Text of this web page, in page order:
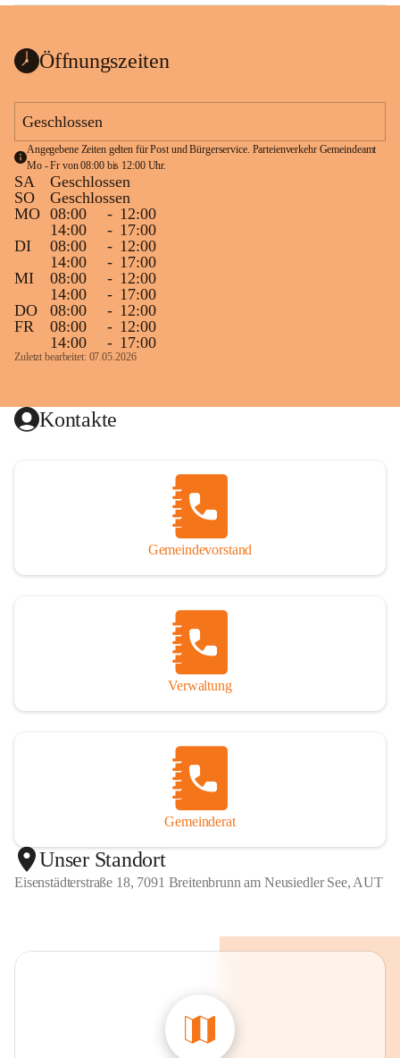
Öffnungszeiten
Geschlossen
Angegebene Zeiten gelten für Post und Bürgerservice. Parteienverkehr Gemeindeamt
Mo - Fr von 08:00 bis 12:00 Uhr.
SA
Geschlossen
SO
Geschlossen
MO 08:00 - 12:00
14:00
- 17:00
DI
08:00 - 12:00
14:00
- 17:00
MI
08:00 - 12:00
14:00
- 17:00
DO
08:00 - 12:00
FR
08:00 - 12:00
14:00
- 17:00
Zuletzt bearbeitet: 07.05.2026
Kontakte
Gemeindevorstand
Verwaltung
Gemeinderat
Unser Standort
Eisenstädterstraße 18, 7091 Breitenbrunn am Neusiedler See, AUT